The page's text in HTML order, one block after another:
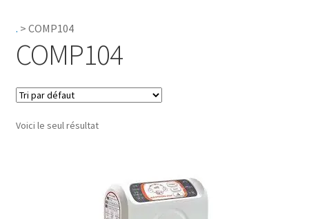
Accessoires Salle de bain
. > COMP104
COMP104
Voici le seul résultat